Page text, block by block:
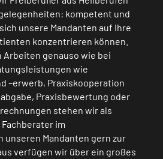
kompetent und
unsere Mandanten auf Ihre
konzentrieren können.
Arbeiten genauso wie bei
wie
–erwerb, Praxiskooperation
Praxisbewertung oder
stehen wir als
im
unseren Mandanten gern zur
verfügen wir über ein großes